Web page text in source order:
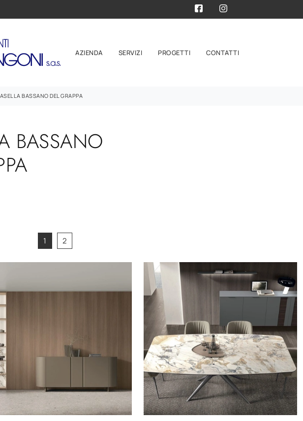
AZIENDA SERVIZI PROGETTI CONTATTI
BASSANO DEL GRAPPA
BASSANO
1 2